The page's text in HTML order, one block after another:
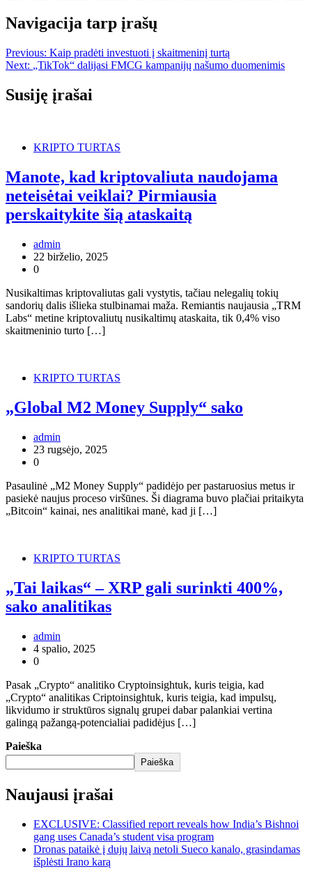
Navigacija tarp įrašų
Previous: Kaip pradėti investuoti į skaitmeninį turtą
Next: „TikTok“ dalijasi FMCG kampanijų našumo duomenimis
Susiję įrašai
KRIPTO TURTAS
Manote, kad kriptovaliuta naudojama
neteisėtai veiklai? Pirmiausia
perskaitykite šią ataskaitą
admin
22 birželio, 2025
0
Nusikaltimas kriptovaliutas gali vystytis, tačiau nelegalių tokių
sandorių dalis išlieka stulbinamai maža. Remiantis naujausia „TRM
Labs“ metine kriptovaliutų nusikaltimų ataskaita, tik 0,4% viso
skaitmeninio turto […]
KRIPTO TURTAS
„Global M2 Money Supply“ sako
admin
23 rugsėjo, 2025
0
Pasaulinė „M2 Money Supply“ padidėjo per pastaruosius metus ir
pasiekė naujus proceso viršūnes. Ši diagrama buvo plačiai pritaikyta
„Bitcoin“ kainai, nes analitikai manė, kad ji […]
KRIPTO TURTAS
„Tai laikas“ – XRP gali surinkti 400%,
sako analitikas
admin
4 spalio, 2025
0
Pasak „Crypto“ analitiko Cryptoinsightuk, kuris teigia, kad
„Crypto“ analitikas Criptoinsightuk, kuris teigia, kad impulsų,
likvidumo ir struktūros signalų grupei dabar palankiai vertina
galingą pažangą-potencialiai padidėjus […]
Paieška
Paieška
Naujausi įrašai
EXCLUSIVE: Classified report reveals how India’s Bishnoi
gang uses Canada’s student visa program
Dronas pataikė į dujų laivą netoli Sueco kanalo, grasindamas
išplėsti Irano karą